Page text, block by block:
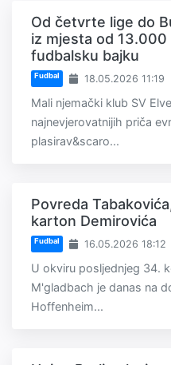
Od četvrte lige do
iz mjesta od
fudbalsku bajku
Fudbal 18.05.2026 11:19
Mali njemački klub SV
najnevjerovatnijih priča
plasirav&scaro...
Povreda
karton Demirovića
Fudbal 16.05.2026 18:12
U okviru posljednjeg 34.
M'gladbach je danas na
Hoffenheim...